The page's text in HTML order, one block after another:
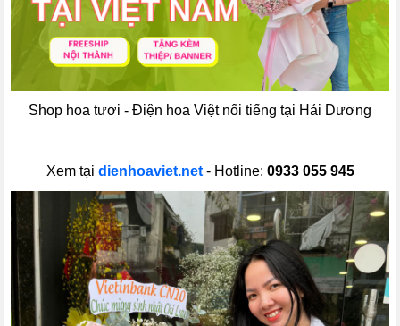
Shop hoa tươi - Điện hoa Việt nổi tiếng tại Hải Dương
Xem tại dienhoaviet.net- Hotline: 0933 055 945